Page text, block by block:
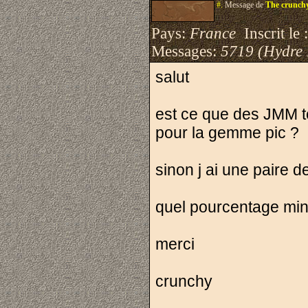
#.Message deThe
Pays:FranceInscrit le
Messages:5719 (Hydre
salut
est ce que des JMM
pour la gemme pic ?
sinon j ai une paire
quel pourcentage
merci
crunchy